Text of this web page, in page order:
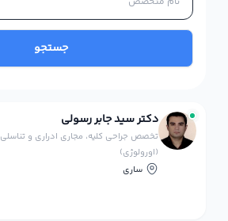
جستجو
دکتر سید جابر رسولی
تخصص جراحی کلیه، مجاری ادراری و تناسلی
(اورولوژی)
ساری